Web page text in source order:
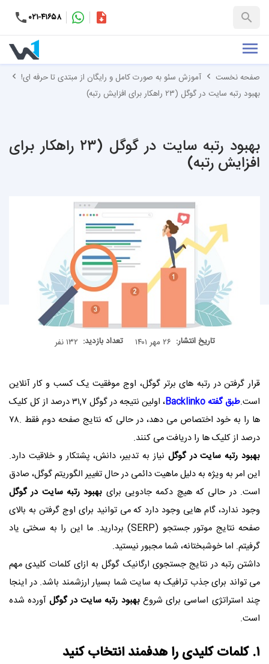
۰۲۱-۴۱۶۵۸
+۹۸-کاتالوگ
صفحه نخست
آموزش سئو به صورت کامل و رایگان از مبتدی تا حرفه ای!
بهبود رتبه سایت در گوگل (۲۳ راهکار برای افزایش رتبه)
بهبود رتبه سایت در گوگل (۲۳ راهکار برای
افزایش رتبه)
تاریخ انتشار: ۲۶ مهر ۱۴۰۱ تعداد بازدید: ۱۳۲ نفر
قرار گرفتن در رتبه های برتر گوگل، اوج موفقیت یک کسب و کار آنلاین
است.طبق گفتهBacklinko
، اولین نتیجه در گوگل ۳۱,۷ درصد از کل کلیک
ها را به خود اختصاص می دهد، در حالی که نتایج صفحه دوم فقط .۷۸
درصد از کلیک ها را دریافت می کنند.
بهبود رتبه سایت در گوگل نیاز به تدبیر، دانش، پشتکار و خلاقیت دارد.
این امر به ویژه به دلیل ماهیت دائمی در حال تغییر الگوریتم گوگل، صادق
است. در حالی که هیچ دکمه جادویی برای بهبود رتبه سایت در گوگل
وجود ندارد، گام هایی وجود دارد که می توانید برای اوج گرفتن به بالای
صفحه نتایج موتور جستجو (SERP) بردارید. ما این را به سختی یاد
گرفیتم. اما خوشبختانه، شما مجبور نیستید.
داشتن رتبه در نتایج جستجوی ارگانیک گوگل به ازای کلمات کلیدی مهم
می تواند برای جذب ترافیک به سایت شما بسیار ارزشمند باشد. در اینجا
چند استراتژی اساسی برای شروعبهبود رتبه سایت در گوگل آورده شده
است.
۱. کلمات کلیدی را هدفمند انتخاب کنید